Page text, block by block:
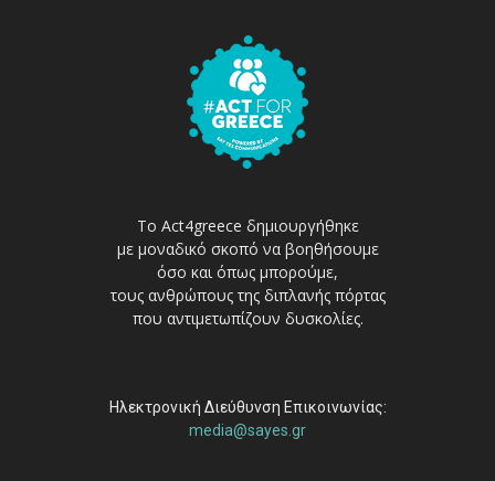
Το Act4greece δημιουργήθηκε
με μοναδικό σκοπό να βοηθήσουμε
όσο και όπως μπορούμε,
τους ανθρώπους της διπλανής πόρτας
που αντιμετωπίζουν δυσκολίες.
Ηλεκτρονική Διεύθυνση Επικοινωνίας:
media@sayes.gr